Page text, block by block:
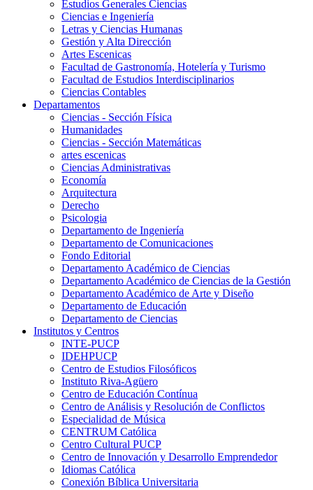
Estudios Generales Ciencias
Ciencias e Ingeniería
Letras y Ciencias Humanas
Gestión y Alta Dirección
Artes Escenicas
Facultad de Gastronomía, Hotelería y Turismo
Facultad de Estudios Interdisciplinarios
Ciencias Contables
Departamentos
Ciencias - Sección Física
Humanidades
Ciencias - Sección Matemáticas
artes escenicas
Ciencias Administrativas
Economía
Arquitectura
Derecho
Psicologia
Departamento de Ingeniería
Departamento de Comunicaciones
Fondo Editorial
Departamento Académico de Ciencias
Departamento Académico de Ciencias de la Gestión
Departamento Académico de Arte y Diseño
Departamento de Educación
Departamento de Ciencias
Institutos y Centros
INTE-PUCP
IDEHPUCP
Centro de Estudios Filosóficos
Instituto Riva-Agüero
Centro de Educación Contínua
Centro de Análisis y Resolución de Conflictos
Especialidad de Música
CENTRUM Católica
Centro Cultural PUCP
Centro de Innovación y Desarrollo Emprendedor
Idiomas Católica
Conexión Bíblica Universitaria